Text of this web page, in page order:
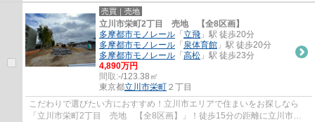
い立地です♪こちらの住宅用地で念願のマイ...
売買｜売地
立川市栄町2丁目 売地 【全8区画】
多摩都市モノレール 「 立飛 」駅 徒歩20分
多摩都市モノレール 「 泉体育館 」駅 徒歩20分
多摩都市モノレール 「 高松 」駅 徒歩23分
4,890万円
間取:-/123.38㎡
東京都立川市栄町 ２丁目
こだわりで選びたい方におすすめ！立川市エリアで住まいをお探しなら
「立川市栄町2丁目 売地 【全8区画】」！徒歩15分の距離に立川市立